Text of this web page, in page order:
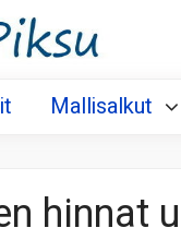
Mallisalkut
hinnat